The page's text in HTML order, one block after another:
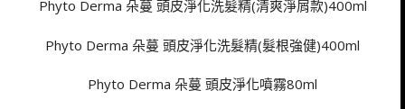
Phyto Derma 朵蔓 頭皮淨化洗髮精(清爽淨屑款)400ml
Phyto Derma 朵蔓 頭皮淨化洗髮精(髮根強健)400ml
Phyto Derma 朵蔓 頭皮淨化噴霧80ml